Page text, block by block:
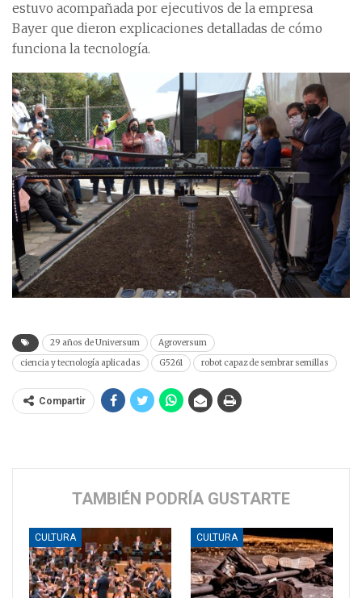
estuvo acompañada por ejecutivos de la empresa
Bayer que dieron explicaciones detalladas de cómo
funciona la tecnología.
29 años de Universum
Agroversum
ciencia y tecnología aplicadas
G5261 robot capaz de sembrar semillas
Compartir
TAMBIÉN PODRÍA GUSTARTE
CULTURA CULTURA